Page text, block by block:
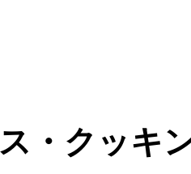
・クッキ